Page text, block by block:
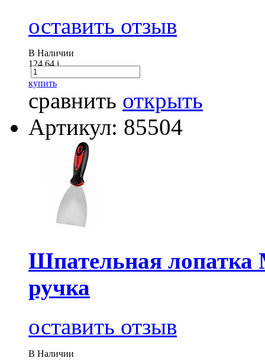
оставить отзыв
В Наличии
124.64i
купить
сравнить открыть
Артикул: 85504
Шпательная
ручка
оставить отзыв
В Наличии